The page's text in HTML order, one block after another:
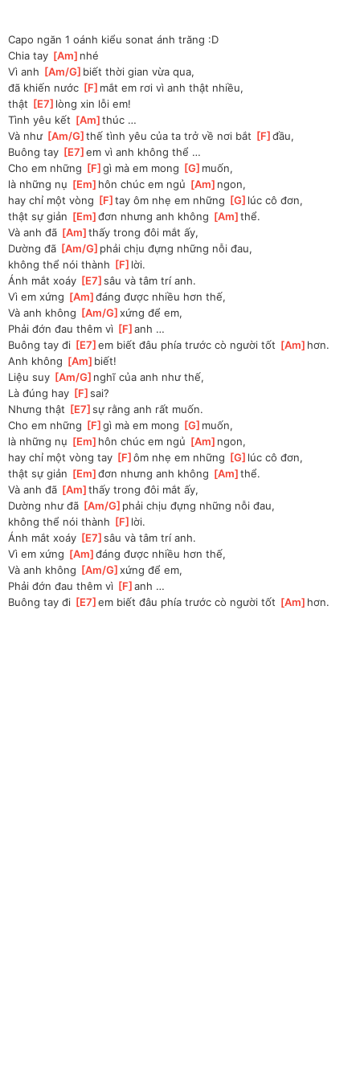
Capo ngăn 1 oánh kiểu sonat ánh trăng :D
Chia tay [Am ]nhé
Vì anh [Am/G ]biết thời gian vừa qua,
đã khiến nước [F ]mắt em rơi vì anh thật nhiều,
thật [E7 ]lòng xin lỗi em!
Tình yêu kết [Am ]thúc …
Và như [Am/G ]thế tình yêu của ta trở về nơi bắt [F ]
đầu,
Buông tay [E7 ]
em vì anh không thể …
Cho em những [F ]
gì mà em mong [G ]muốn,
là những nụ [Em ]hôn chúc em ngủ [Am ]ngon,
hay chỉ một vòng [F ]tay ôm nhẹ em những [G ]lúc cô đơn,
thật sự giản [Em ]
đơn nhưng anh không [Am ]thể.
Và anh đã [Am ]thấy trong đôi mắt ấy,
Dường đã [Am/G ]phải chịu đựng những nỗi đau,
không thể nói thành [F ]lời.
Ánh mắt xoáy [E7 ]
sâu và tâm trí anh.
Vì em xứng [Am ]
đáng được nhiều hơn thế,
Và anh không [Am/G ]
xứng để em,
Phải đớn đau thêm vì [F ]
anh …
Buông tay đi [E7 ]
em biết đâu phía trước cò người tốt [Am ]hơn.
Anh không [Am ]biết!
Liệu suy [Am/G ]nghĩ của anh như thế,
Là đúng hay [F ]
sai?
Nhưng thật [E7 ]
sự rằng anh rất muốn.
Cho em những [F ]
gì mà em mong [G ]muốn,
là những nụ [Em ]hôn chúc em ngủ [Am ]ngon,
hay chỉ một vòng tay [F ]
ôm nhẹ em những [G ]lúc cô đơn,
thật sự giản [Em ]
đơn nhưng anh không [Am ]thể.
Và anh đã [Am ]thấy trong đôi mắt ấy,
Dường như đã [Am/G ]phải chịu đựng những nỗi đau,
không thể nói thành [F ]lời.
Ánh mắt xoáy [E7 ]
sâu và tâm trí anh.
Vì em xứng [Am ]
đáng được nhiều hơn thế,
Và anh không [Am/G ]
xứng để em,
Phải đớn đau thêm vì [F ]
anh …
Buông tay đi [E7 ]
em biết đâu phía trước cò người tốt [Am ]hơn.